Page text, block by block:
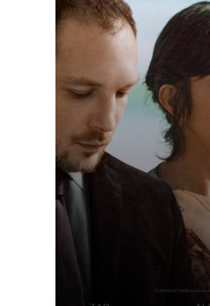
Réalisé par Pauline
Voir la